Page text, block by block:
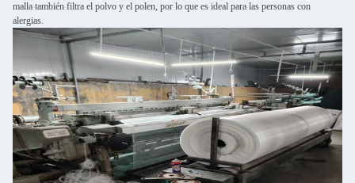
malla también filtra el polvo y el polen, por lo que es ideal para las personas con
alergias.